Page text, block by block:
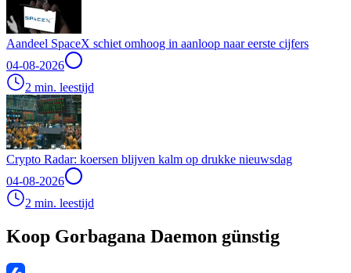
Aandeel SpaceX schiet omhoog in aanloop naar eerste cijfers
04-08-2026
2 min. leestijd
Crypto Radar: koersen blijven kalm op drukke nieuwsdag
04-08-2026
2 min. leestijd
Koop Gorbagana Daemon günstig